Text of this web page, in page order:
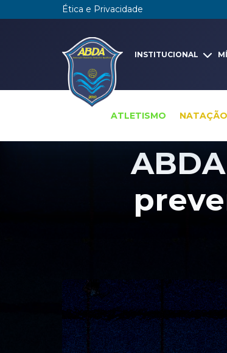
Ética e Privacidade
INSTITUCIONAL
ATLETISMO NATAÇÃO